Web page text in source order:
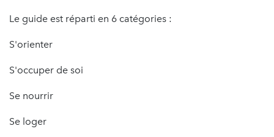
Le guide est réparti en 6 catégories :
S'orienter
S'occuper de soi
Se nourrir
Se loger